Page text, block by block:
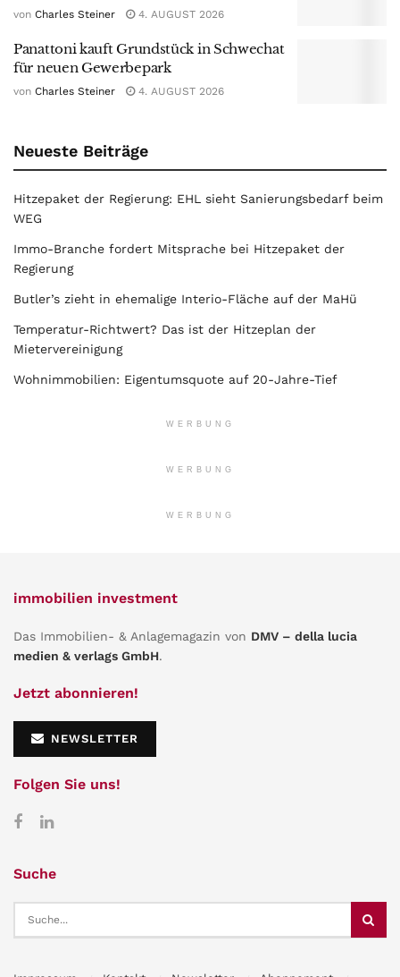
von Charles Steiner 4. AUGUST 2026
Panattoni kauft Grundstück in Schwechat
für neuen Gewerbepark
von Charles Steiner 4. AUGUST 2026
Neueste Beiträge
Hitzepaket der Regierung: EHL sieht Sanierungsbedarf beim
WEG
Immo-Branche fordert Mitsprache bei Hitzepaket der
Regierung
Butler’s zieht in ehemalige Interio-Fläche auf der MaHü
Temperatur-Richtwert? Das ist der Hitzeplan der
Mietervereinigung
Wohnimmobilien: Eigentumsquote auf 20-Jahre-Tief
WERBUNG
WERBUNG
WERBUNG
immobilien investment
Das Immobilien- & Anlagemagazin von DMV – della lucia
medien & verlags GmbH.
Jetzt abonnieren!
NEWSLETTER
Folgen Sie uns!
Suche